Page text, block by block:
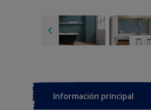
Información principal